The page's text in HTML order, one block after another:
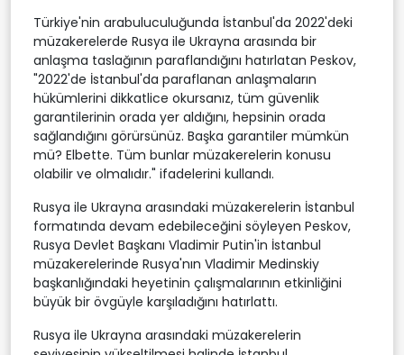
Türkiye'nin arabuluculuğunda İstanbul'da 2022'deki
müzakerelerde Rusya ile Ukrayna arasında bir
anlaşma taslağının paraflandığını hatırlatan Peskov,
"2022'de İstanbul'da paraflanan anlaşmaların
hükümlerini dikkatlice okursanız, tüm güvenlik
garantilerinin orada yer aldığını, hepsinin orada
sağlandığını görürsünüz. Başka garantiler mümkün
mü? Elbette. Tüm bunlar müzakerelerin konusu
olabilir ve olmalıdır." ifadelerini kullandı.
Rusya ile Ukrayna arasındaki müzakerelerin İstanbul
formatında devam edebileceğini söyleyen Peskov,
Rusya Devlet Başkanı Vladimir Putin'in İstanbul
müzakerelerinde Rusya'nın Vladimir Medinskiy
başkanlığındaki heyetinin çalışmalarının etkinliğini
büyük bir övgüyle karşıladığını hatırlattı.
Rusya ile Ukrayna arasındaki müzakerelerin